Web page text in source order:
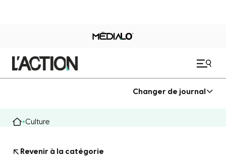
Changer de journal
Culture
Revenir à la catégorie